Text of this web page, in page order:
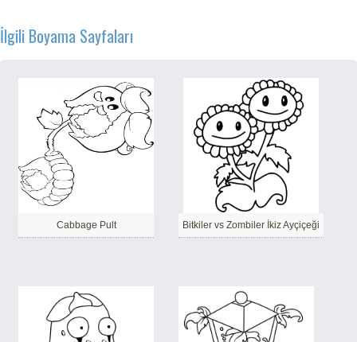
İlgili Boyama Sayfaları
Cabbage Pult Bitkiler vs Zombiler İkiz Ayçiçeği